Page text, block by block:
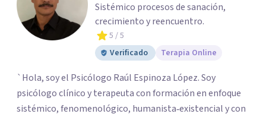
Sistémico procesos de sanación,
crecimiento y reencuentro.
5 / 5
Verificado
Terapia Online
`Hola, soy el Psicólogo Raúl Espinoza López. Soy
psicólogo clínico y terapeuta con formación en enfoque
sistémico, fenomenológico, humanista‑existencial y con